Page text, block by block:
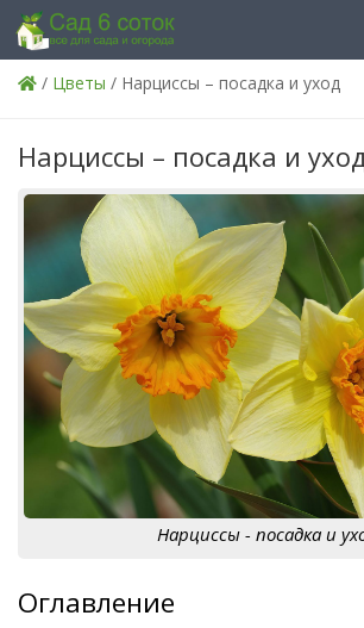
Skip to content
/ Цветы / Нарциссы – посадка и уход
Нарциссы – посадка и
Нарциссы - посадка и
Оглавление